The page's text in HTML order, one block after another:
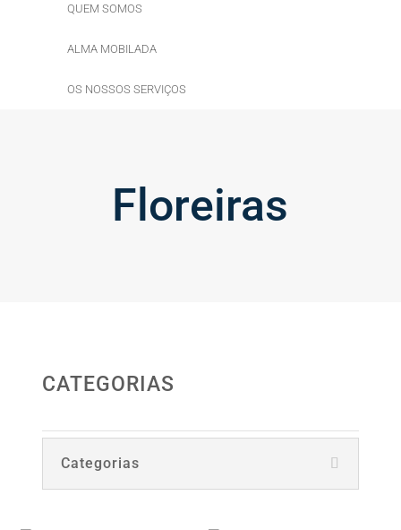
QUEM SOMOS
ALMA MOBILADA
OS NOSSOS SERVIÇOS
Floreiras
CATEGORIAS
Categorias